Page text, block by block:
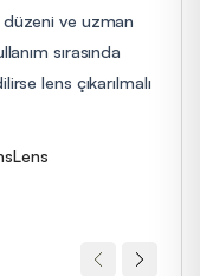
düzeni ve uzman
sırasında
lens çıkarılmalı
Lens